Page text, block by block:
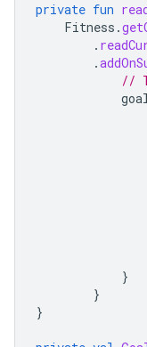
private fun
Fitness .
.
.
//
}
}
}